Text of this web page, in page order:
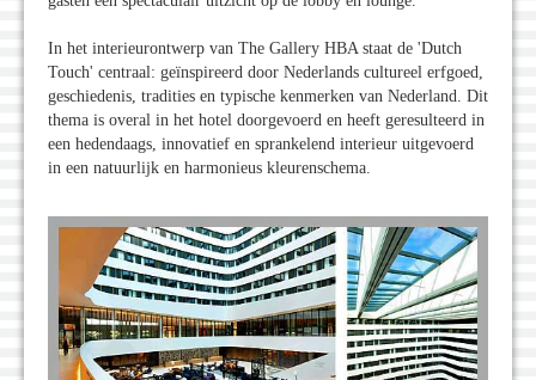
In het interieurontwerp van The Gallery HBA staat de 'Dutch
Touch' centraal: geïnspireerd door Nederlands cultureel erfgoed,
geschiedenis, tradities en typische kenmerken van Nederland. Dit
thema is overal in het hotel doorgevoerd en heeft geresulteerd in
een hedendaags, innovatief en sprankelend interieur uitgevoerd
in een natuurlijk en harmonieus kleurenschema.